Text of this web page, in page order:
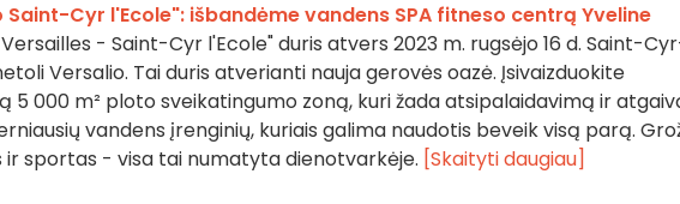
Saint-Cyr l'Ecole": išbandėme vandens SPA fitneso centrą Yveline
- Saint-Cyr l'Ecole" duris atvers 2023 m. rugsėjo 16 d. Saint-
Versalio. Tai duris atverianti nauja gerovės oazė. Įsivaizduokite
5 000 m² ploto sveikatingumo zoną, kuri žada atsipalaidavimą ir
vandens įrenginių, kuriais galima naudotis beveik visą parą.
ir sportas - visa tai numatyta dienotvarkėje. [Skaityti daugiau]